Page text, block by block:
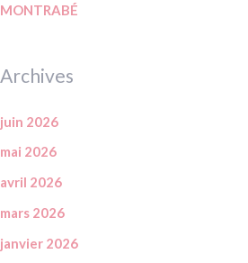
MONTRABÉ
Archives
juin 2026
mai 2026
avril 2026
mars 2026
janvier 2026